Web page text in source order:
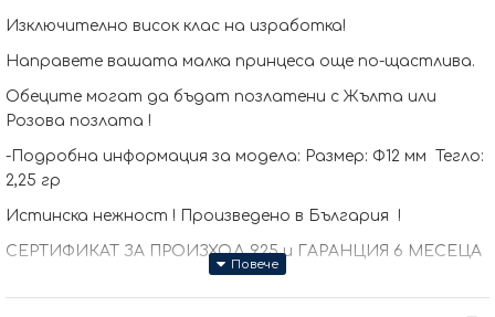
Изключително висок клас на изработка!
Направете вашата малка принцеса още по-щастлива.
Обеците могат да бъдат позлатени с Жълта или
Розова позлата !
-Подробна информация за модела: Размер: Ф12 мм Тегло:
2,25 гр
Истинска нежност ! Произведено в България !
СЕРТИФИКАТ ЗА ПРОИЗХОД 925 и ГАРАНЦИЯ 6 МЕСЕЦА